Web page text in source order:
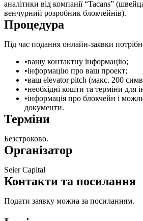
аналітики від компанії “Tacans”
венчурний розробник блокчейнів).
Процедура
Під час подання онлайн-заявки
вашу контактну інформацію;
інформацію про ваш проект;
ваш elevator pitch (макс. 200
необхідні кошти та терміни для
інформація про блокчейн і
документи.
Терміни
Безстроково.
Організатор
Seier Capital
Контакти та посилання
Подати заявку можна за посиланням.